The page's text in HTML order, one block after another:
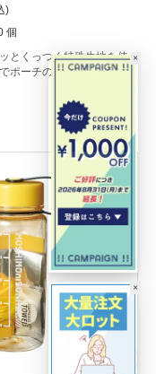
)
個
とくっつく特殊生地を使
ポーチの代わりにも使え
×
×